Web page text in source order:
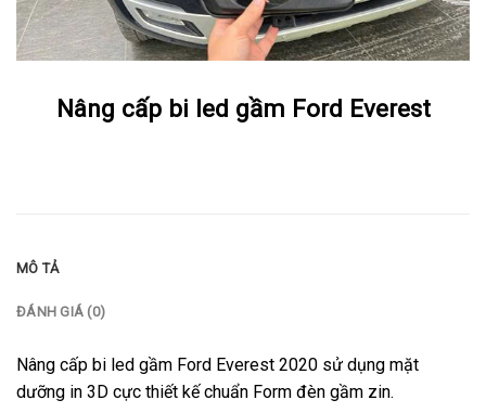
Nâng cấp bi led gầm Ford Everest
MÔ TẢ
ĐÁNH GIÁ (0)
Nâng cấp bi led gầm Ford Everest 2020 sử dụng mặt
dưỡng in 3D cực thiết kế chuẩn Form đèn gầm zin.